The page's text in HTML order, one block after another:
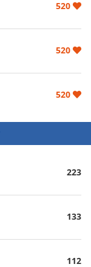
520
520
520
223
133
112